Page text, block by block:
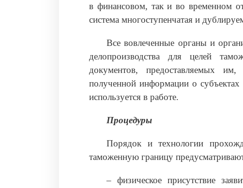
в финансовом, так и во временном
система многоступенчатая и
Все вовлеченные органы и
делопроизводства для целей
документов, предоставляемых
полученной информации о
используется в работе.
Процедуры
Порядок и технологии
таможенную границу
– физическое присутствие